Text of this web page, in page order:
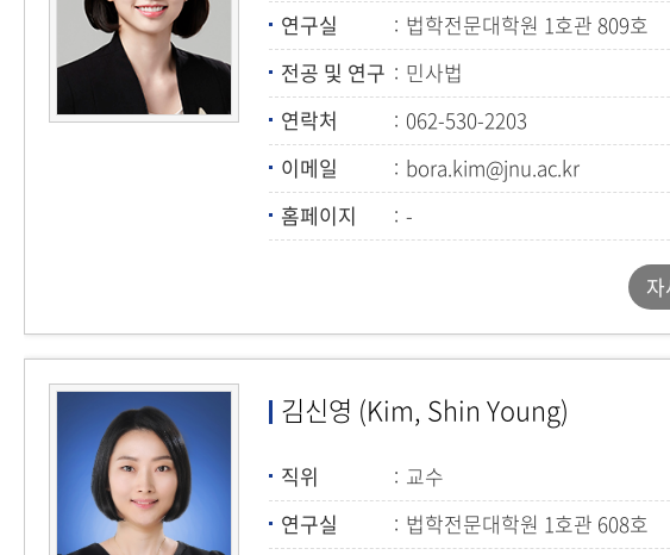
연구실
법학전문대학원 1호관 809호
전공 및 연구
민사법
연락처
062-530-2203
이메일
bora.kim@jnu.ac.kr
홈페이지
-
김신영 (Kim, Shin Young)
직위
교수
연구실
법학전문대학원 1호관 608호